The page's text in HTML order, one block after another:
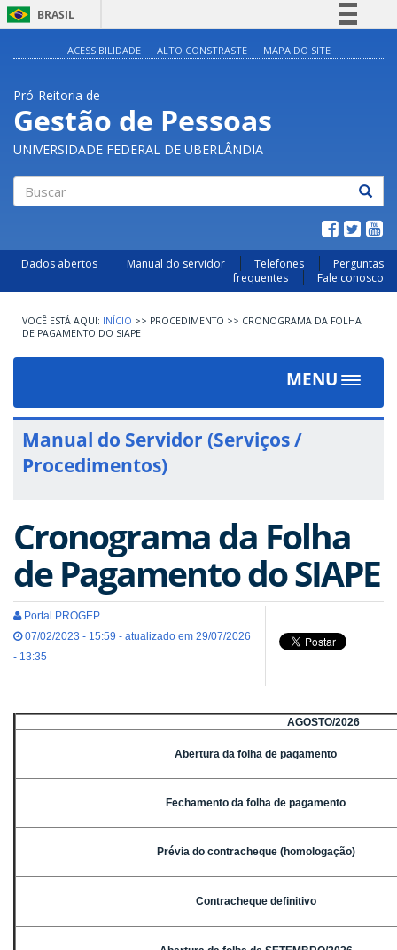
BRASIL
Acesso à informação
Legislação
Canais
ACESSIBILIDADE ALTO CONSTRASTE MAPA DO SITE
Pró-Reitoria de
Gestão de Pessoas
UNIVERSIDADE FEDERAL DE UBERLÂNDIA
Dados abertos Manual do servidor Telefones
Perguntas
frequentes
Fale conosco
INÍCIO >> PROCEDIMENTO >> CRONOGRAMA DA FOLHA
DE PAGAMENTO DO SIAPE
MENU
Toggle
Manual do Servidor (Serviços /
Procedimentos)
Cronograma da Folha
de Pagamento do SIAPE
Portal PROGEP
07/02/2023 - 15:59 - atualizado em 29/07/2026
- 13:35
AGOSTO/2026
Abertura da folha de pagamento
Fechamento da folha de pagamento
Prévia do contracheque (homologação)
Contracheque definitivo